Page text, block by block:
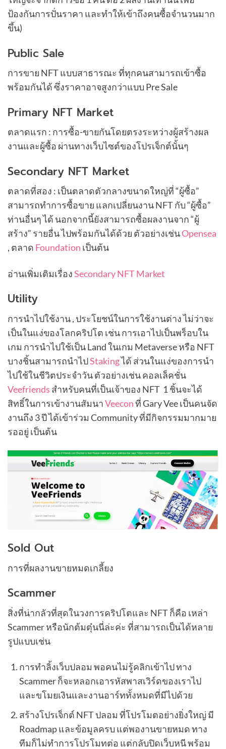
ป้องกันการปั่นราคา และทำให้เข้าถึงคนซื้อจำนวนมาก
ขึ้น)
Public Sale
การขาย NFT แบบสาธารณะ ที่ทุกคนสามารถเข้าซื้อ
พร้อมกันได้ ซึ่งราคาอาจสูงกว่าแบบ Pre Sale
Primary NFT Market
ตลาดแรก : การซื้อ-ขายกันโดยตรงระหว่างผู้สร้างผล
งานและผู้ซื้อ ผ่านทางเว็บไซต์ของโปรเจ็กต์นั้นๆ
Secondary NFT Market
ตลาดที่สอง : เป็นตลาดตัวกลางขนาดใหญ่ที่ “ผู้ซื้อ”
สามารถทำการซื้อขาย แลกเปลี่ยนงาน NFT กับ “ผู้ซื้อ”
ท่านอื่นๆ ได้ นอกจากนี้ยังสามารถซื้อผลงานจาก “ผู้
สร้าง” รายอื่น ไปพร้อมกันได้ด้วย ตัวอย่างเช่นOpensea
, ตลาด Foundation เป็นต้น
อ่านเพิ่มเติมเรื่องSecondary NFT Market
Utility
การนำไปใช้งาน , ประโยชน์ในการใช้งานต่าง ไม่ว่าจะ
เป็นในแง่ของโลกคริปโต เช่น การเอาไปเป็นพร็อบใน
เกม การนำไปใช้เป็น Land ในเกม Metaverse หรือ NFT
บางชิ้นสามารถนำไปStakingได้ ส่วนในแง่ของการนำ
ไปใช้ในชีวิตประจำวัน ตัวอย่างเช่น คอลเล็คชั่น
Veefriends สำหรับคนที่เป็นเจ้าของ NFT 1 ชิ้นจะได้
สิทธิ์ในการเข้างานสัมนาVeeconที่ Gary Vee เป็นคนจัด
งานถึง 3 ปี ได้เข้าร่วม Community ที่มีกิจกรรมมากมาย
รออยู่ เป็นต้น
Sold Out
การที่ผลงานขายหมดเกลี้ยง
Scammer
สิ่งที่น่ากลัวที่สุดในวงการคริปโตและ NFT ก็คือ เหล่า
Scammer หรือนักต้มตุ๋นนี่ล่ะค่ะ ที่สามารถเป็นได้หลาย
รูปแบบเช่น
การทำลิ้งเว็บปลอม พอคนไม่รู้คลิกเข้าไป ทาง
Scammer ก็จะหลอกเอารหัสพาสเวิร์ดของเราไป
และขโมยเงินและงานอาร์ททั้งหมดที่มีไปด้วย
สร้างโปรเจ็กต์ NFT ปลอม ที่โปรโมตอย่างยิ่งใหญ่ มี
Roadmap และข้อมูลครบ แต่พองานขายหมด ทาง
ทีมก็ไม่ทำการโปรโมทต่อ แต่กลับปิดเว็บหนี พร้อม